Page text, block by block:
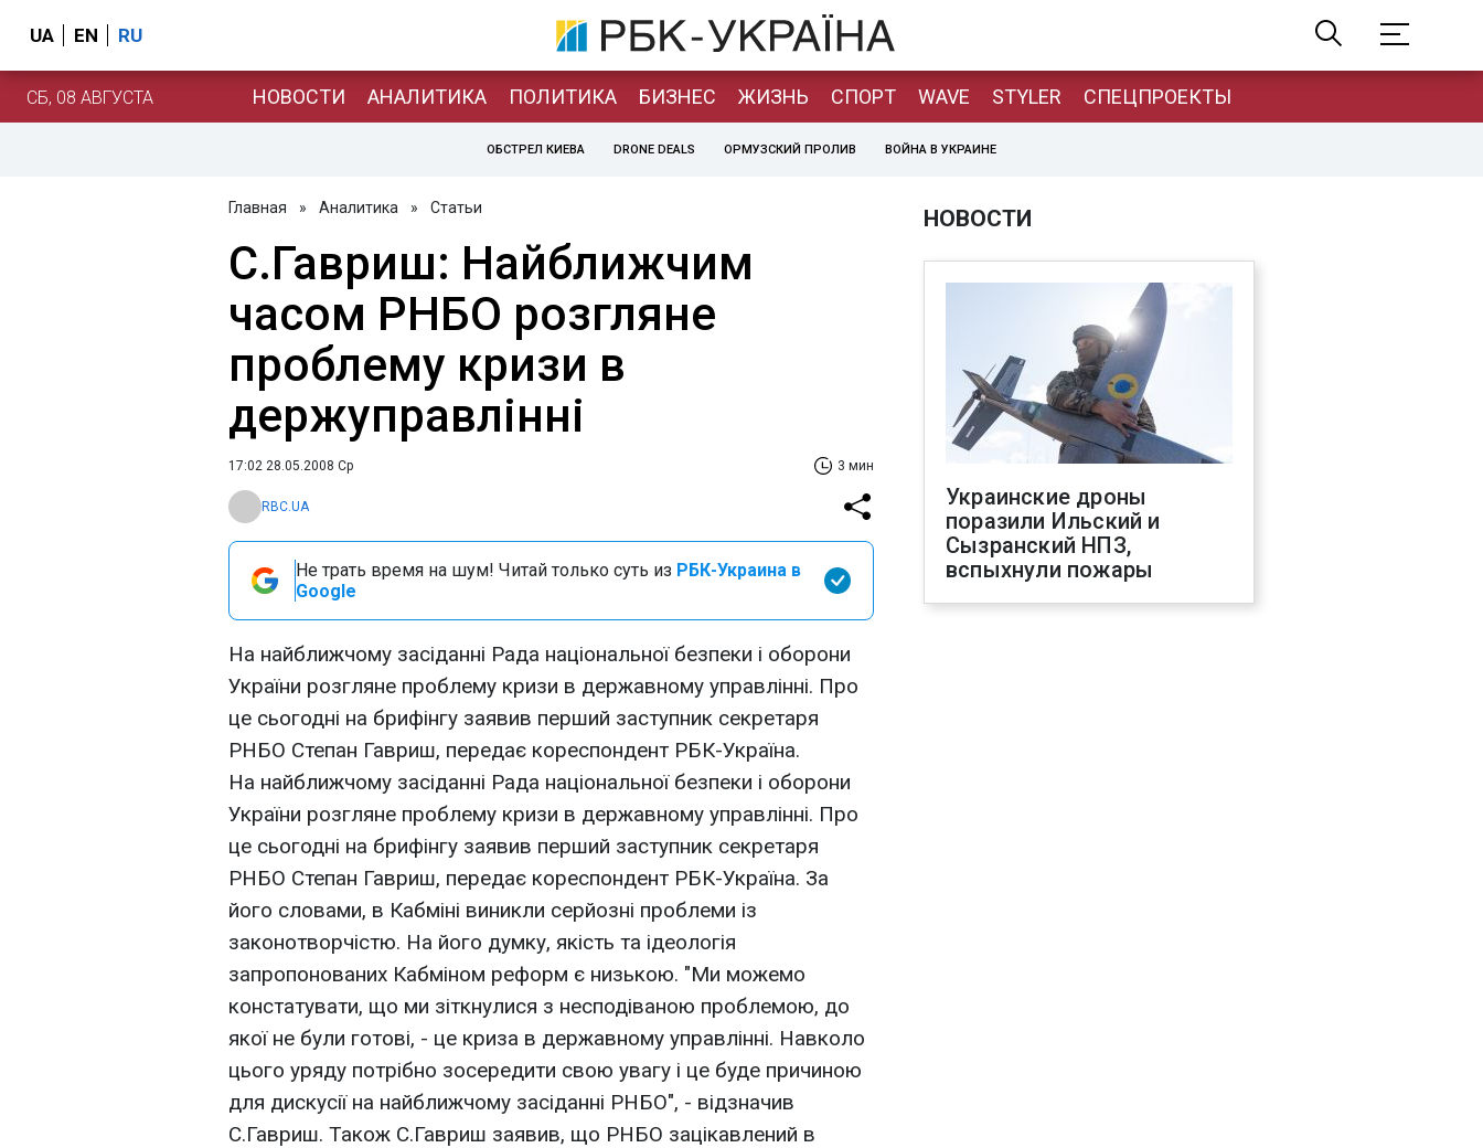
UA EN RU
СБ, 08 АВГУСТА НОВОСТИ АНАЛИТИКА ПОЛИТИКА БИЗНЕС ЖИЗНЬ СПОРТ WAVE STYLER СПЕЦПРОЕКТЫ
ОБСТРЕЛ КИЕВА DRONE DEALS ОРМУЗСКИЙ ПРОЛИВ ВОЙНА В УКРАИНЕ
Главная » Аналитика » Статьи
С.Гавриш: Найближчим
часом РНБО розгляне
проблему кризи в
держуправлінні
17:02 28.05.2008 Ср 3 мин
RBC.UA
Не трать время на шум! Читай только суть из РБК-Украина в
Google
На найближчому засіданні Рада національної безпеки і оборони
України розгляне проблему кризи в державному управлінні. Про
це сьогодні на брифінгу заявив перший заступник секретаря
РНБО Степан Гавриш, передає кореспондент РБК-Україна.
На найближчому засіданні Рада національної безпеки і оборони
України розгляне проблему кризи в державному управлінні. Про
це сьогодні на брифінгу заявив перший заступник секретаря
РНБО Степан Гавриш, передає кореспондент РБК-Україна. За
його словами, в Кабміні виникли серйозні проблеми із
законотворчістю. На його думку, якість та ідеологія
запропонованих Кабміном реформ є низькою. "Ми можемо
констатувати, що ми зіткнулися з несподіваною проблемою, до
якої не були готові, - це криза в державному управлінні. Навколо
цього уряду потрібно зосередити свою увагу і це буде причиною
для дискусії на найближчому засіданні РНБО", - відзначив
С.Гавриш. Також С.Гавриш заявив, що РНБО зацікавлений в
НОВОСТИ
Украинские дроны
поразили Ильский и
Сызранский НПЗ,
вспыхнули пожары